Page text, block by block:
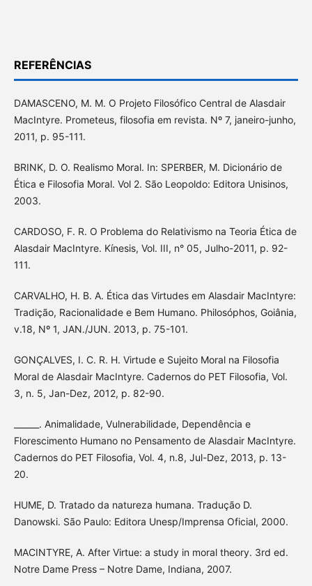
REFERÊNCIAS
DAMASCENO, M. M. O Projeto Filosófico Central de Alasdair
MacIntyre. Prometeus, filosofia em revista. Nº 7, janeiro-junho,
2011, p. 95-111.
BRINK, D. O. Realismo Moral. In: SPERBER, M. Dicionário de
Ética e Filosofia Moral. Vol 2. São Leopoldo: Editora Unisinos,
2003.
CARDOSO, F. R. O Problema do Relativismo na Teoria Ética de
Alasdair MacIntyre. Kínesis, Vol. III, n° 05, Julho-2011, p. 92-
111.
CARVALHO, H. B. A. Ética das Virtudes em Alasdair MacIntyre:
Tradição, Racionalidade e Bem Humano. Philosóphos, Goiânia,
v.18, Nº 1, JAN./JUN. 2013, p. 75-101.
GONÇALVES, I. C. R. H. Virtude e Sujeito Moral na Filosofia
Moral de Alasdair MacIntyre. Cadernos do PET Filosofia, Vol.
3, n. 5, Jan-Dez, 2012, p. 82-90.
______. Animalidade, Vulnerabilidade, Dependência e
Florescimento Humano no Pensamento de Alasdair MacIntyre.
Cadernos do PET Filosofia, Vol. 4, n.8, Jul-Dez, 2013, p. 13-
20.
HUME, D. Tratado da natureza humana. Tradução D.
Danowski. São Paulo: Editora Unesp/Imprensa Oficial, 2000.
MACINTYRE, A. After Virtue: a study in moral theory. 3rd ed.
Notre Dame Press – Notre Dame, Indiana, 2007.